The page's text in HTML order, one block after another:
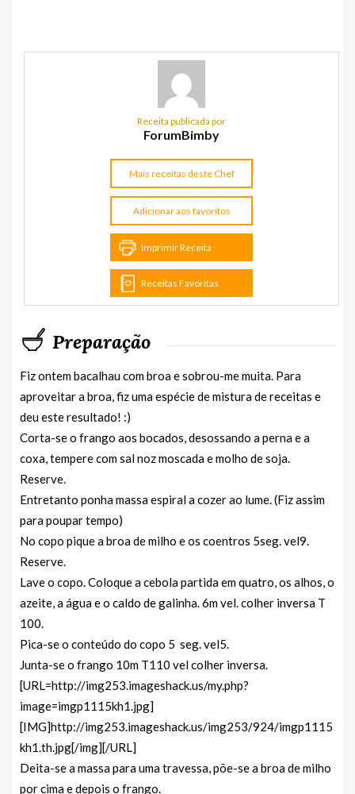
Receita publicada por
ForumBimby
Mais receitas deste Chef
Adicionar aos favoritos
Imprimir Receita
Receitas Favoritas
Preparação
Fiz ontem bacalhau com broa e sobrou-me muita. Para
aproveitar a broa, fiz uma espécie de mistura de receitas e
deu este resultado! :)
Corta-se o frango aos bocados, desossando a perna e a
coxa, tempere com sal noz moscada e molho de soja.
Reserve.
Entretanto ponha massa espiral a cozer ao lume. (Fiz assim
para poupar tempo)
No copo pique a broa de milho e os coentros 5seg. vel9.
Reserve.
Lave o copo. Coloque a cebola partida em quatro, os alhos, o
azeite, a água e o caldo de galinha. 6m vel. colher inversa T
100.
Pica-se o conteúdo do copo 5 seg. vel5.
Junta-se o frango 10m T110 vel colher inversa.
[URL=http://img253.imageshack.us/my.php?
image=imgp1115kh1.jpg]
[IMG]http://img253.imageshack.us/img253/924/imgp1115
kh1.th.jpg[/img][/URL]
Deita-se a massa para uma travessa, põe-se a broa de milho
por cima e depois o frango.